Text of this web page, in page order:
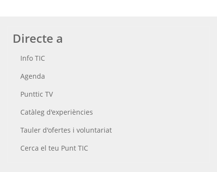
Directe a
Info TIC
Agenda
Punttic TV
Catàleg d'experiències
Tauler d'ofertes i voluntariat
Cerca el teu Punt TIC